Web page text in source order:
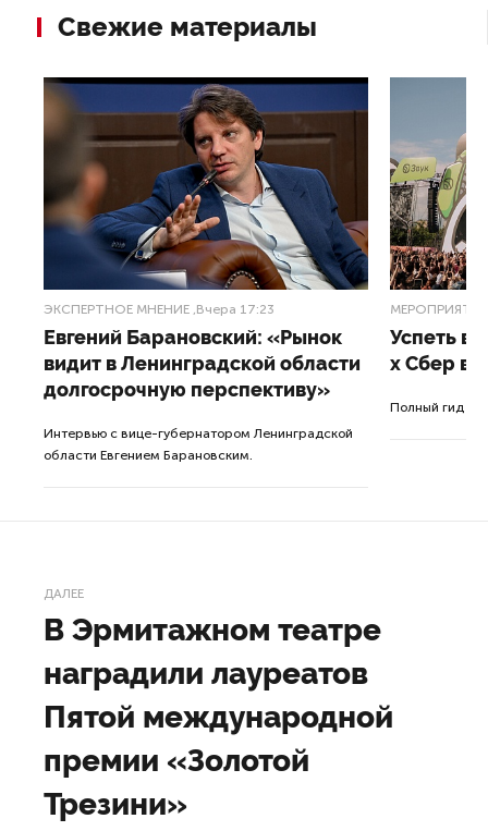
Свежие материалы
ЭКСПЕРТНОЕ МНЕНИЕ ,Вчера 17:23
Евгений Барановский: «Рынок
видит в Ленинградской области
долгосрочную перспективу»
Интервью с вице-губернатором Ленинградской
области Евгением Барановским.
МЕРОПРИЯТИЯ
Успеть
x Сбер в
Полный гид по
ДАЛЕЕ
В Эрмитажном театре
наградили лауреатов
Пятой международной
премии «Золотой
Трезини»